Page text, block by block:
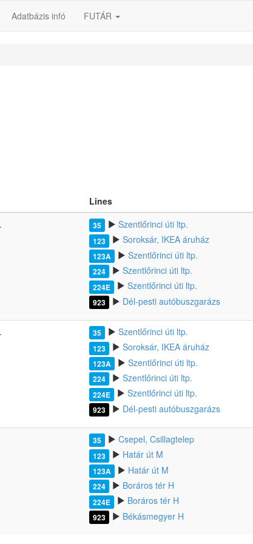
Adatbázis infó FUTÁR
Lines
35 Szentlőrinci úti ltp.
123 Soroksár, IKEA áruház
123A Szentlőrinci úti ltp.
224 Szentlőrinci úti ltp.
224E Szentlőrinci úti ltp.
923 Dél-pesti autóbuszgarázs
35 Szentlőrinci úti ltp.
123 Soroksár, IKEA áruház
123A Szentlőrinci úti ltp.
224 Szentlőrinci úti ltp.
224E Szentlőrinci úti ltp.
923 Dél-pesti autóbuszgarázs
35 Csepel, Csillagtelep
123 Határ út M
123A Határ út M
224 Boráros tér H
224E Boráros tér H
923 Békásmegyer H